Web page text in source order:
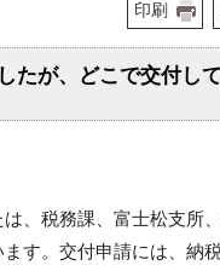
印刷
が、どこで交付して
、税務課、富士松支所
す。交付申請には、納